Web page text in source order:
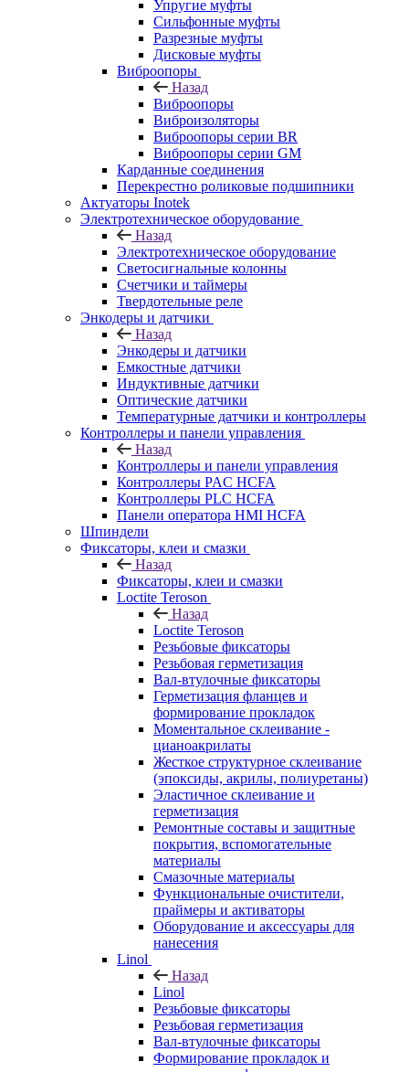
Упругие муфты
Сильфонные муфты
Разрезные муфты
Дисковые муфты
Виброопоры
Назад
Виброопоры
Виброизоляторы
Виброопоры серии BR
Виброопоры серии GM
Карданные соединения
Перекрестно роликовые подшипники
Актуаторы Inotek
Электротехническое оборудование
Назад
Электротехническое оборудование
Светосигнальные колонны
Счетчики и таймеры
Твердотельные реле
Энкодеры и датчики
Назад
Энкодеры и датчики
Емкостные датчики
Индуктивные датчики
Оптические датчики
Температурные датчики и контроллеры
Контроллеры и панели управления
Назад
Контроллеры и панели управления
Контроллеры PAC HCFA
Контроллеры PLC HCFA
Панели оператора HMI HCFA
Шпиндели
Фиксаторы, клеи и смазки
Назад
Фиксаторы, клеи и смазки
Loctite Teroson
Назад
Loctite Teroson
Резьбовые фиксаторы
Резьбовая герметизация
Вал-втулочные фиксаторы
Герметизация фланцев и
формирование прокладок
Моментальное склеивание -
цианоакрилаты
Жесткое структурное склеивание
(эпоксиды, акрилы, полиуретаны)
Эластичное склеивание и
герметизация
Ремонтные составы и защитные
покрытия, вспомогательные
материалы
Смазочные материалы
Функциональные очистители,
праймеры и активаторы
Оборудование и аксессуары для
нанесения
Linol
Назад
Linol
Резьбовые фиксаторы
Резьбовая герметизация
Вал-втулочные фиксаторы
Формирование прокладок и